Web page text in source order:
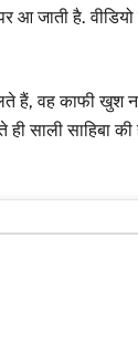
आ जाती है.
हैं, वह काफी
साहिबा की